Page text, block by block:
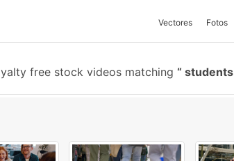
Vectores Fotos
free stock videos matching students